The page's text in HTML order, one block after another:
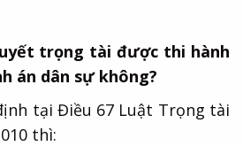
trọng tài được thi hành
án dân sự không?
tại Điều 67 Luật Trọng tài
thì: